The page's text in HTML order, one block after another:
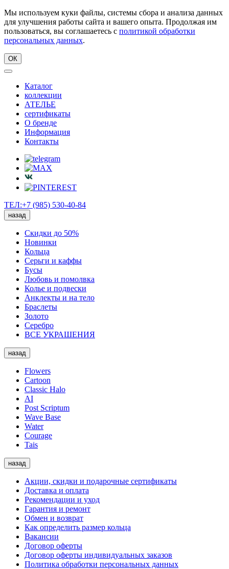
Мы используем куки файлы, системы сбора и анализа данных
для улучшения работы сайта и вашего опыта. Продолжая им
пользоваться, вы соглашаетесь с политикой обработки
персональных данных.
ОК
Каталог
коллекции
АТЕЛЬЕ
сертификаты
О бренде
Информация
Контакты
ТЕЛ:+7 (985) 530-40-84
назад
Скидки до 50%
Новинки
Кольца
Серьги и каффы
Бусы
Любовь и помолвка
Колье и подвески
Анклекты и на тело
Браслеты
Золото
Серебро
ВСЕ УКРАШЕНИЯ
назад
Flowers
Cartoon
Classic Halo
AI
Post Scriptum
Wave Base
Water
Courage
Tais
назад
Акции, скидки и подарочные сертификаты
Доставка и оплата
Рекомендации и уход
Гарантия и ремонт
Обмен и возврат
Как определить размер кольца
Вакансии
Договор оферты
Договор оферты индивидуальных заказов
Политика обработки персональных данных